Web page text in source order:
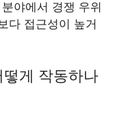
야에서 경쟁 우위
다 접근성이 높거
게 작동하나